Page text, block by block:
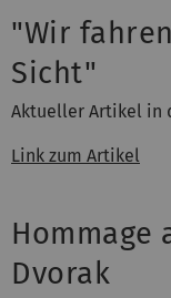
"Wir
Sicht"
Aktueller Artikel in
Link zum Artikel
Hommage
Dvorak